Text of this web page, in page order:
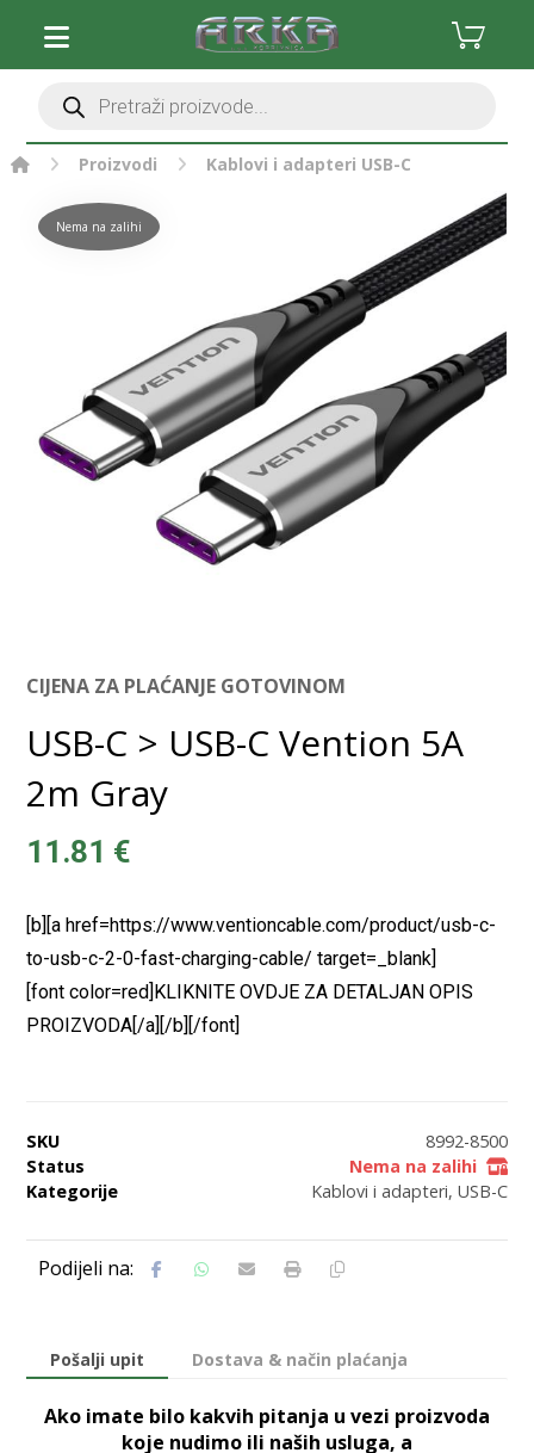
Proizvodi Kablovi i adapteri USB-C
Nema na zalihi
CIJENA ZA PLAĆANJE GOTOVINOM
USB-C > USB-C Vention 5A
2m Gray
11.81 €
[b][a href=https://www.ventioncable.com/product/usb-c-
to-usb-c-2-0-fast-charging-cable/ target=_blank]
[font color=red]KLIKNITE OVDJE ZA DETALJAN OPIS
PROIZVODA[/a][/b][/font]
SKU
8992-8500
Status
Nema na zalihi
Kategorije
Kablovi i adapteri, USB-C
Pošalji upit Dostava & način plaćanja
Ako imate bilo kakvih pitanja u vezi proizvoda
koje nudimo ili naših usluga, a